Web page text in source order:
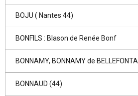
BOJU ( Nantes 44)
BONFILS : Blason de Renée Bonf
BONNAMY, BONNAMY de BELLEFONTA
BONNAUD (44)